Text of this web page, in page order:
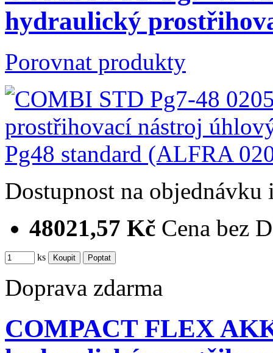
hydraulický
Porovnat produkty
Dostupnost na objednávku
48021,57 Kč Cena bez
ks
Doprava zdarma
COMPACT FLEX